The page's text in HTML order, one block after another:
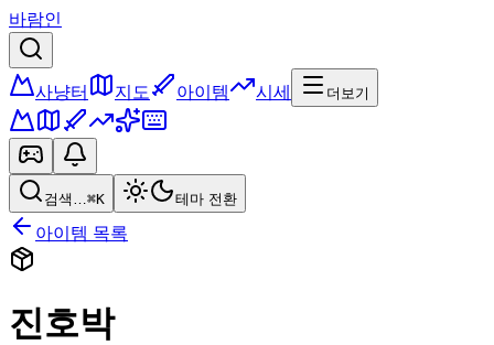
바람인
사냥터 지도 아이템 시세 더보기
검색…⌘K 테마 전환
아이템 목록
진호박